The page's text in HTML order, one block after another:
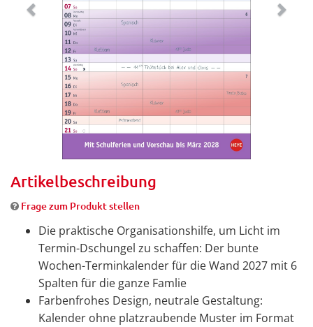
Artikelbeschreibung
Frage zum Produkt stellen
Die praktische Organisationshilfe, um Licht im
Termin-Dschungel zu schaffen: Der bunte
Wochen-Terminkalender für die Wand 2027 mit 6
Spalten für die ganze Famlie
Farbenfrohes Design, neutrale Gestaltung:
Kalender ohne platzraubende Muster im Format